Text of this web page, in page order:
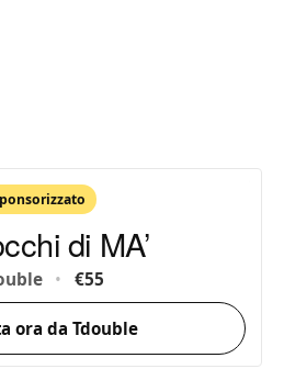
di MA’
• €55
ora da Tdouble